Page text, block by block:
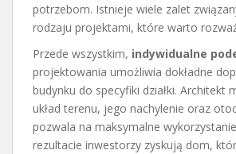
potrzebom. Istnieje wiele zalet
rodzaju projektami, które warto
Przede wszystkim, indywidualne
projektowania umożliwia dokładne
budynku do specyfiki działki. Architekt
układ terenu, jego nachylenie oraz
pozwala na maksymalne
rezultacie inwestorzy zyskują dom,